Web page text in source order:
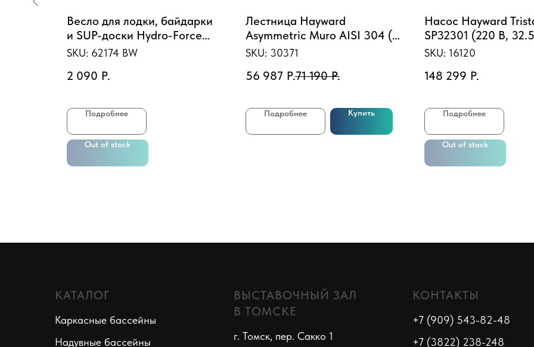
Весло для лодки, байдарки
и SUP-доски Hydro-Force
230 см
SKU: 62174 BW
2 090 Р.
Подробнее
Out of stock
Лестница Hayward
Asymmetric Muro AISI 304 (5
ступеней), для узкого борта
SKU: 30371
56 987 Р.71 190 Р.
Подробнее Купить
Насос Hayward
SP32301 (220 В,
HP)
SKU: 16120
148 299 Р.
Подробнее
Out of stock
КАТАЛОГ
Каркасные бассейны
Надувные бассейны
ВЫСТАВОЧНЫЙ ЗАЛ
В ТОМСКЕ
г. Томск, пер. Сакко 1
КОНТАКТЫ
+7 (909) 543-82-48
+7 (3822) 238-248